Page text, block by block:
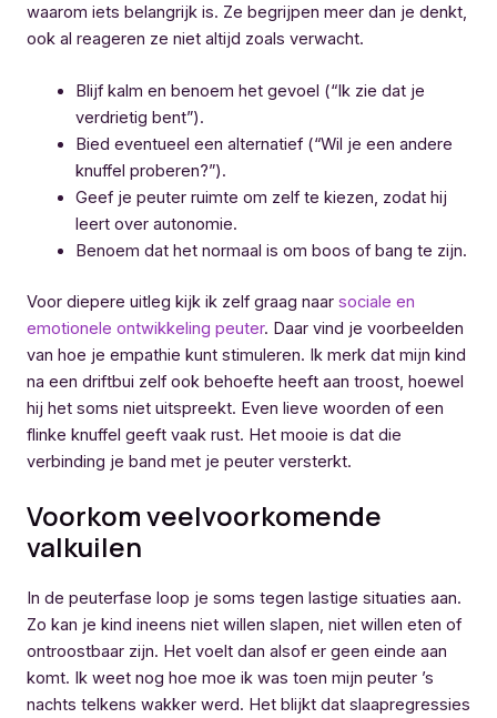
waarom iets belangrijk is. Ze begrijpen meer dan je denkt,
ook al reageren ze niet altijd zoals verwacht.
Blijf kalm en benoem het gevoel (“Ik zie dat je
verdrietig bent”).
Bied eventueel een alternatief (“Wil je een andere
knuffel proberen?”).
Geef je peuter ruimte om zelf te kiezen, zodat hij
leert over autonomie.
Benoem dat het normaal is om boos of bang te zijn.
Voor diepere uitleg kijk ik zelf graag naar sociale en
emotionele ontwikkeling peuter. Daar vind je voorbeelden
van hoe je empathie kunt stimuleren. Ik merk dat mijn kind
na een driftbui zelf ook behoefte heeft aan troost, hoewel
hij het soms niet uitspreekt. Even lieve woorden of een
flinke knuffel geeft vaak rust. Het mooie is dat die
verbinding je band met je peuter versterkt.
Voorkom veelvoorkomende
valkuilen
In de peuterfase loop je soms tegen lastige situaties aan.
Zo kan je kind ineens niet willen slapen, niet willen eten of
ontroostbaar zijn. Het voelt dan alsof er geen einde aan
komt. Ik weet nog hoe moe ik was toen mijn peuter ’s
nachts telkens wakker werd. Het blijkt dat slaapregressies